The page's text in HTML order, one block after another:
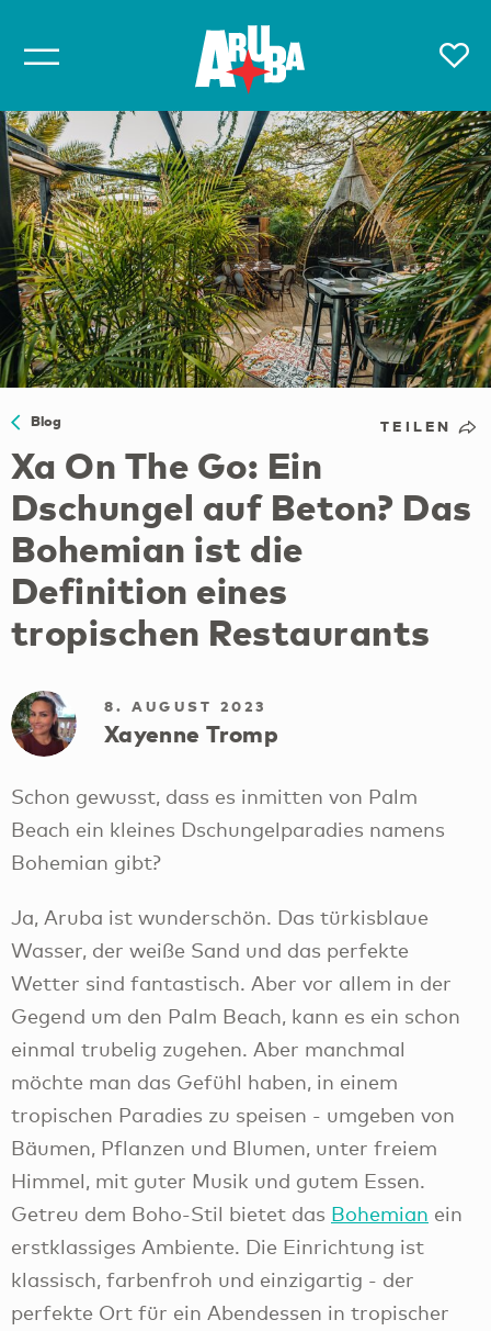
Blog TEILEN
Xa On The Go: Ein
Dschungel auf Beton? Das
Bohemian ist die
Definition eines
tropischen Restaurants
8. AUGUST 2023
Xayenne Tromp
Schon gewusst, dass es inmitten von Palm
Beach ein kleines Dschungelparadies namens
Bohemian gibt?
Ja, Aruba ist wunderschön. Das türkisblaue
Wasser, der weiße Sand und das perfekte
Wetter sind fantastisch. Aber vor allem in der
Gegend um den Palm Beach, kann es ein schon
einmal trubelig zugehen. Aber manchmal
möchte man das Gefühl haben, in einem
tropischen Paradies zu speisen - umgeben von
Bäumen, Pflanzen und Blumen, unter freiem
Himmel, mit guter Musik und gutem Essen.
Getreu dem Boho-Stil bietet das Bohemian ein
erstklassiges Ambiente. Die Einrichtung ist
klassisch, farbenfroh und einzigartig - der
perfekte Ort für ein Abendessen in tropischer